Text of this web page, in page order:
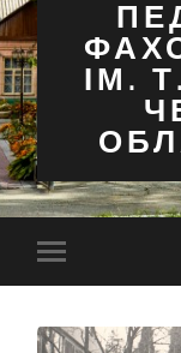
ІМ.
Перемкнути
мобільне